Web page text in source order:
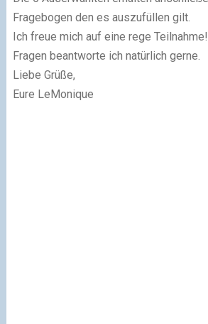
Fragebogen den es auszufüllen gilt.
Ich freue mich auf eine rege Teilnahme!
Fragen beantworte ich natürlich gerne.
Liebe Grüße,
Eure LeMonique